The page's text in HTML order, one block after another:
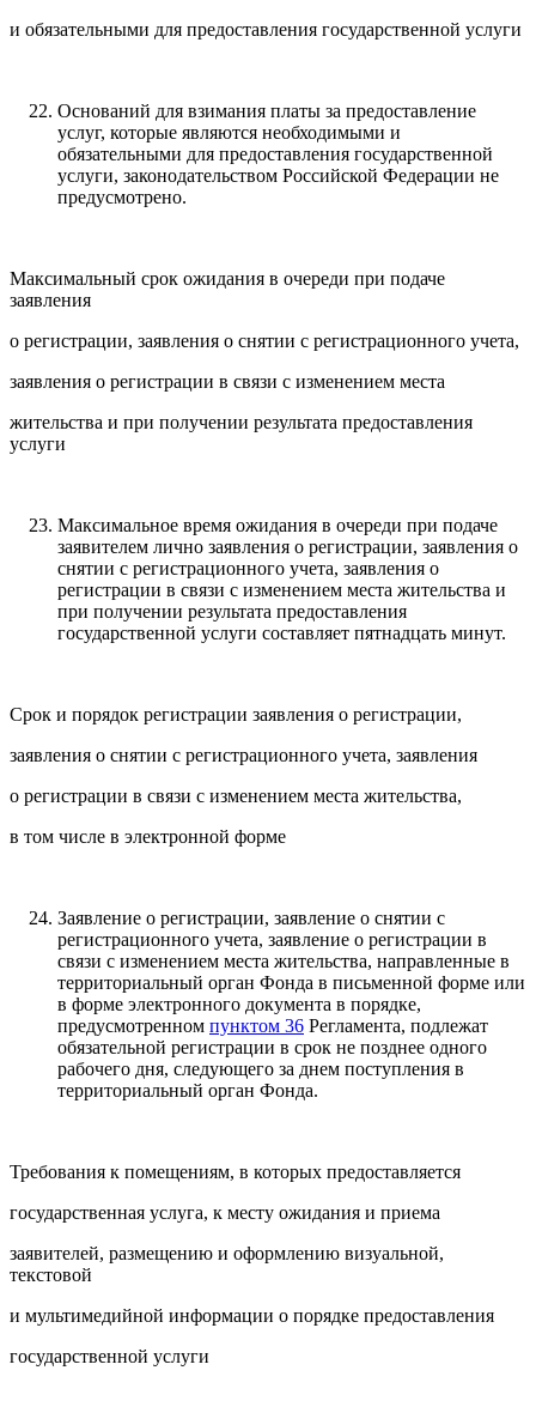
и обязательными для предоставления государственной услуги
Оснований для взимания платы за предоставление
услуг, которые являются необходимыми и
обязательными для предоставления государственной
услуги, законодательством Российской Федерации не
предусмотрено.
Максимальный срок ожидания в очереди при подаче
заявления
о регистрации, заявления о снятии с регистрационного учета,
заявления о регистрации в связи с изменением места
жительства и при получении результата предоставления
услуги
Максимальное время ожидания в очереди при подаче
заявителем лично заявления о регистрации, заявления о
снятии с регистрационного учета, заявления о
регистрации в связи с изменением места жительства и
при получении результата предоставления
государственной услуги составляет пятнадцать минут.
Срок и порядок регистрации заявления о регистрации,
заявления о снятии с регистрационного учета, заявления
о регистрации в связи с изменением места жительства,
в том числе в электронной форме
Заявление о регистрации, заявление о снятии с
регистрационного учета, заявление о регистрации в
связи с изменением места жительства, направленные в
территориальный орган Фонда в письменной форме или
в форме электронного документа в порядке,
предусмотренном пунктом 36 Регламента, подлежат
обязательной регистрации в срок не позднее одного
рабочего дня, следующего за днем поступления в
территориальный орган Фонда.
Требования к помещениям, в которых предоставляется
государственная услуга, к месту ожидания и приема
заявителей, размещению и оформлению визуальной,
текстовой
и мультимедийной информации о порядке предоставления
государственной услуги